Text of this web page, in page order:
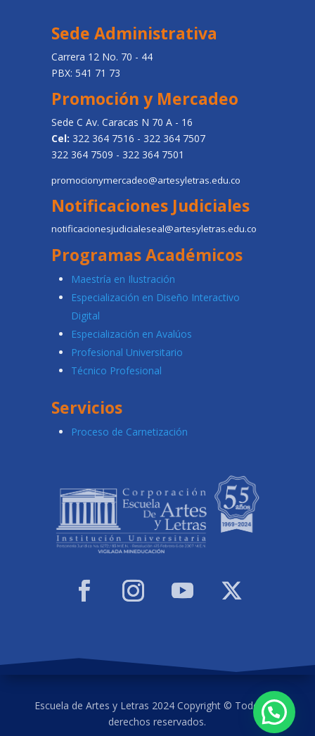
Sede Administrativa
Carrera 12 No. 70 - 44
PBX: 541 71 73
Promoción y Mercadeo
Sede C Av. Caracas N 70 A - 16
Cel: 322 364 7516 - 322 364 7507
322 364 7509 - 322 364 7501
promocionymercadeo@artesyletras.edu.co
Notificaciones Judiciales
notificacionesjudicialeseal@artesyletras.edu.co
Programas Académicos
Maestría en Ilustración
Especialización en Diseño Interactivo
Digital
Especialización en Avalúos
Profesional Universitario
Técnico Profesional
Servicios
Proceso de Carnetización
Escuela de Artes y Letras 2024 Copyright © Todos los
derechos reservados.